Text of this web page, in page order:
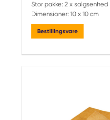
Stor pakke: 2 x salgsenhed
Dimensioner: 10 x 10 cm
Bestillingsvare